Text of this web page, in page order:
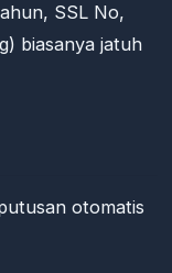
SSL No,
biasanya jatuh
otomatis